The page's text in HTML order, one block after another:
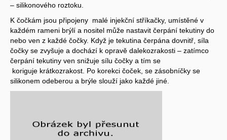
– silikonového roztoku.
K čočkám jsou připojeny malé injekční stříkačky, umístěné v
každém rameni brýlí a nositel může nastavit čerpání tekutiny do
nebo ven z každé čočky. Když je tekutina čerpána dovnitř, síla
čočky se zvyšuje a dochází k opravě dalekozrakosti – zatímco
čerpání tekutiny ven snižuje sílu čočky a tím se
koriguje krátkozrakost. Po korekci čoček, se zásobníčky se
silikonem odeberou a brýle slouží jako každé jiné.